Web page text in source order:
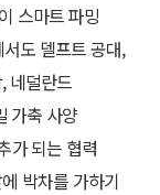
스마트 파밍
도 델프트 공대,
네덜란드
가축 사양
가 되는 협력
박차를 가하기